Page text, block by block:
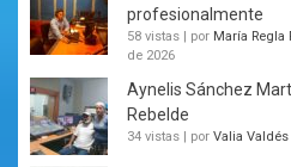
profesionalmente
58 vistas | por María Regla
de 2026
Aynelis Sánchez
Rebelde
34 vistas | por Valia Valdés